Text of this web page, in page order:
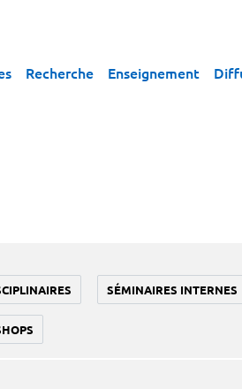
Recherche Enseignement
SÉMINAIRES INTERNES